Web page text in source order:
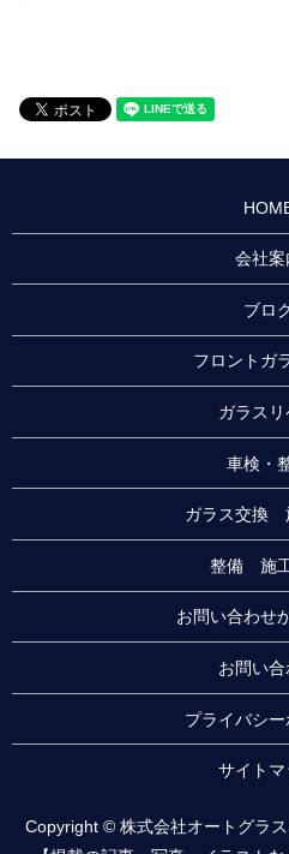
会社案
ブロ
フロントガ
ガラスリ
車検・
ガラス交換
整備 施
お問い合わせ
お問い
プライバシ
サイトマ
Copyright © 株式会社オートグラ